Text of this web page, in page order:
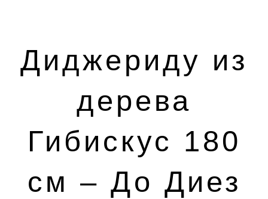
Диджериду из
дерева
Гибискус 180
см – До Диез